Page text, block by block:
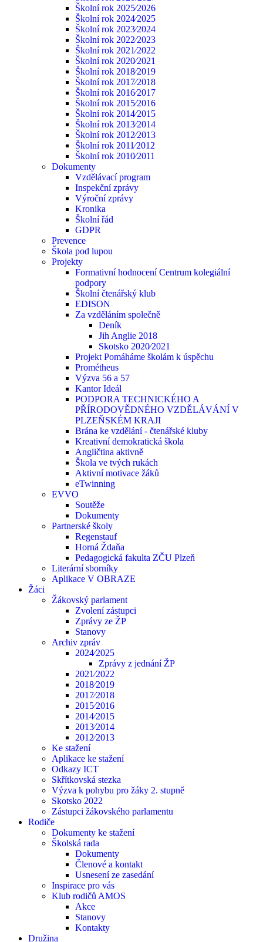
Školní rok 2025⁄2026
Školní rok 2024⁄2025
Školní rok 2023⁄2024
Školní rok 2022⁄2023
Školní rok 2021⁄2022
Školní rok 2020⁄2021
Školní rok 2018⁄2019
Školní rok 2017⁄2018
Školní rok 2016⁄2017
Školní rok 2015⁄2016
Školní rok 2014⁄2015
Školní rok 2013⁄2014
Školní rok 2012⁄2013
Školní rok 2011⁄2012
Školní rok 2010⁄2011
Dokumenty
Vzdělávací program
Inspekční zprávy
Výroční zprávy
Kronika
Školní řád
GDPR
Prevence
Škola pod lupou
Projekty
Formativní hodnocení Centrum kolegiální
podpory
Školní čtenářský klub
EDISON
Za vzděláním společně
Deník
Jih Anglie 2018
Skotsko 2020⁄2021
Projekt Pomáháme školám k úspěchu
Prométheus
Výzva 56 a 57
Kantor Ideál
PODPORA TECHNICKÉHO A
PŘÍRODOVĚDNÉHO VZDĚLÁVÁNÍ V
PLZEŇSKÉM KRAJI
Brána ke vzdělání - čtenářské kluby
Kreativní demokratická škola
Angličtina aktivně
Škola ve tvých rukách
Aktivní motivace žáků
eTwinning
EVVO
Soutěže
Dokumenty
Partnerské školy
Regenstauf
Horná Ždaňa
Pedagogická fakulta ZČU Plzeň
Literární sborníky
Aplikace V OBRAZE
Žáci
Žákovský parlament
Zvolení zástupci
Zprávy ze ŽP
Stanovy
Archiv zpráv
2024⁄2025
Zprávy z jednání ŽP
2021⁄2022
2018⁄2019
2017⁄2018
2015⁄2016
2014⁄2015
2013⁄2014
2012⁄2013
Ke stažení
Aplikace ke stažení
Odkazy ICT
Skřítkovská stezka
Výzva k pohybu pro žáky 2. stupně
Skotsko 2022
Zástupci žákovského parlamentu
Rodiče
Dokumenty ke stažení
Školská rada
Dokumenty
Členové a kontakt
Usnesení ze zasedání
Inspirace pro vás
Klub rodičů AMOS
Akce
Stanovy
Kontakty
Družina